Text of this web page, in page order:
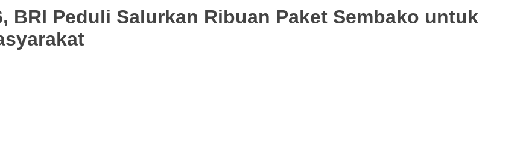
BRI Peduli Salurkan Ribuan Paket Sembako untuk